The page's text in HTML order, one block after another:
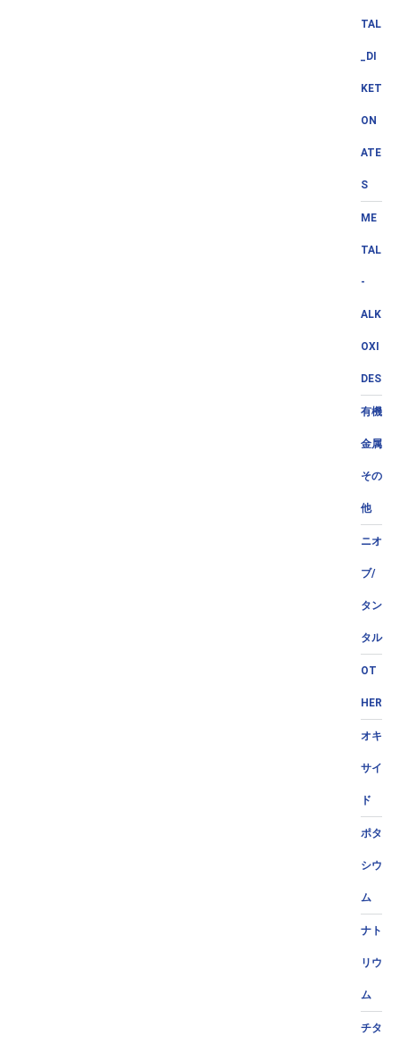
TAL
_DI
KET
ON
ATE
S
ME
TAL
-
ALK
OXI
DES
有機
金属
その
他
ニオ
ブ/
タン
タル
OT
HER
オキ
サイ
ド
ポタ
シウ
ム
ナト
リウ
ム
チタ